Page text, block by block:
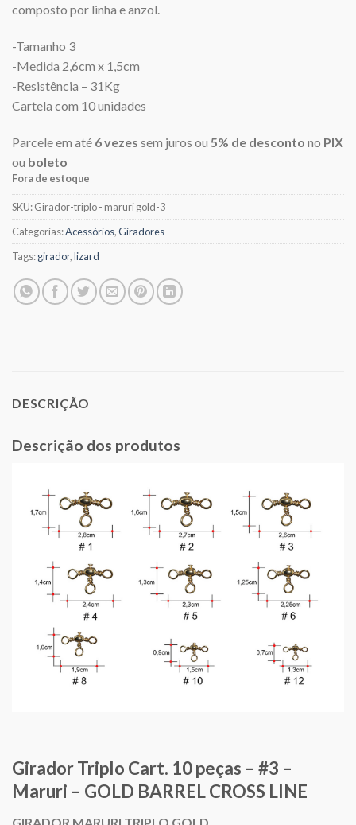
composto por linha e anzol.
-Tamanho 3
-Medida 2,6cm x 1,5cm
-Resistência – 31Kg
Cartela com 10 unidades
Parcele em até 6 vezes sem juros ou 5% de desconto no PIX
ou boleto
Fora de estoque
SKU:Girador-triplo - maruri gold-3
Categorias:Acessórios,Giradores
Tags:girador,lizard
DESCRIÇÃO
Descrição dos produtos
Girador Triplo Cart. 10 peças – #3 –
Maruri – GOLD BARREL CROSS LINE
GIRADOR MARURI TRIPLO GOLD